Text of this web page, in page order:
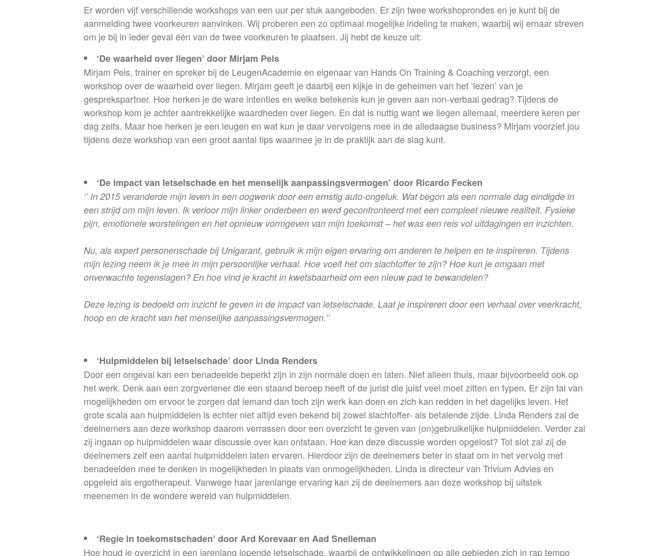
Er worden vijf verschillende workshops van een uur per stuk aangeboden. Er zijn twee workshoprondes en je kunt bij de
aanmelding twee voorkeuren aanvinken. Wij proberen een zo optimaal mogelijke indeling te maken, waarbij wij ernaar streven
om je bij in ieder geval één van de twee voorkeuren te plaatsen. Jij hebt de keuze uit:
‘De waarheid over liegen’ door Mirjam Pels
Mirjam Pels, trainer en spreker bij de LeugenAcademie en eigenaar van Hands On Training & Coaching verzorgt, een
workshop over de waarheid over liegen. Mirjam geeft je daarbij een kijkje in de geheimen van het ‘lezen’ van je
gesprekspartner. Hoe herken je de ware intenties en welke betekenis kun je geven aan non-verbaal gedrag? Tijdens de
workshop kom je achter aantrekkelijke waardheden over liegen. En dat is nuttig want we liegen allemaal, meerdere keren per
dag zelfs. Maar hoe herken je een leugen en wat kun je daar vervolgens mee in de alledaagse business? Mirjam voorziet jou
tijdens deze workshop van een groot aantal tips waarmee je in de praktijk aan de slag kunt.
‘De impact van letselschade en het menselijk aanpassingsvermogen’ door Ricardo Fecken
‘’ In 2015 veranderde mijn leven in een oogwenk door een ernstig auto-ongeluk. Wat begon als een normale dag eindigde in
een strijd om mijn leven. Ik verloor mijn linker onderbeen en werd geconfronteerd met een compleet nieuwe realiteit. Fysieke
pijn, emotionele worstelingen en het opnieuw vormgeven van mijn toekomst – het was een reis vol uitdagingen en inzichten.
Nu, als expert personenschade bij Unigarant, gebruik ik mijn eigen ervaring om anderen te helpen en te inspireren. Tijdens
mijn lezing neem ik je mee in mijn persoonlijke verhaal. Hoe voelt het om slachtoffer te zijn? Hoe kun je omgaan met
onverwachte tegenslagen? En hoe vind je kracht in kwetsbaarheid om een nieuw pad te bewandelen?
Deze lezing is bedoeld om inzicht te geven in de impact van letselschade. Laat je inspireren door een verhaal over veerkracht,
hoop en de kracht van het menselijke aanpassingsvermogen.’’
‘Hulpmiddelen bij letselschade’ door Linda Renders
Door een ongeval kan een benadeelde beperkt zijn in zijn normale doen en laten. Niet alleen thuis, maar bijvoorbeeld ook op
het werk. Denk aan een zorgverlener die een staand beroep heeft of de jurist die juist veel moet zitten en typen. Er zijn tal van
mogelijkheden om ervoor te zorgen dat iemand dan toch zijn werk kan doen en zich kan redden in het dagelijks leven. Het
grote scala aan hulpmiddelen is echter niet altijd even bekend bij zowel slachtoffer- als betalende zijde. Linda Renders zal de
deelnemers aan deze workshop daarom verrassen door een overzicht te geven van (on)gebruikelijke hulpmiddelen. Verder zal
zij ingaan op hulpmiddelen waar discussie over kan ontstaan. Hoe kan deze discussie worden opgelost? Tot slot zal zij de
deelnemers zelf een aantal hulpmiddelen laten ervaren. Hierdoor zijn de deelnemers beter in staat om in het vervolg met
benadeelden mee te denken in mogelijkheden in plaats van onmogelijkheden. Linda is directeur van Trivium Advies en
opgeleid als ergotherapeut. Vanwege haar jarenlange ervaring kan zij de deelnemers aan deze workshop bij uitstek
meenemen in de wondere wereld van hulpmiddelen.
‘Regie in toekomstschaden’ door Ard Korevaar en Aad Snelleman
Hoe houd je overzicht in een jarenlang lopende letselschade, waarbij de ontwikkelingen op alle gebieden zich in rap tempo